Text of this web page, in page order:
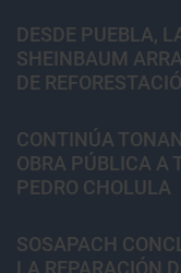
DESDE PUEBLA,
SHEINBAUM
DE
CONTINÚA
OBRA PÚBLICA A
PEDRO CHOLULA
SOSAPACH
LA REPARACIÓN